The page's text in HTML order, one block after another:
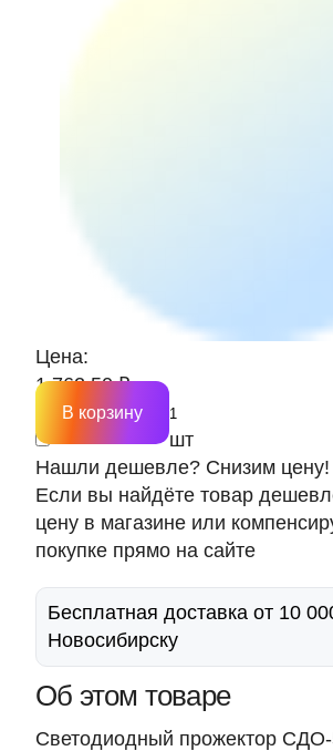
Цена:
1 762.50 ₽
шт
В корзину
Нашли дешевле? Снизим цену!
Если вы найдёте товар
цену в магазине или
покупке прямо на сайте
Бесплатная доставка от 10
Новосибирску
Об этом товаре
Светодиодный прожектор СДО-